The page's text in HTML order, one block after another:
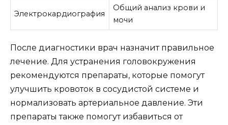
Электрокардиография
Общий анализ крови и
мочи
После диагностики врач назначит правильное
лечение. Для устранения головокружения
рекомендуются препараты, которые помогут
улучшить кровоток в сосудистой системе и
нормализовать артериальное давление. Эти
препараты также помогут избавиться от